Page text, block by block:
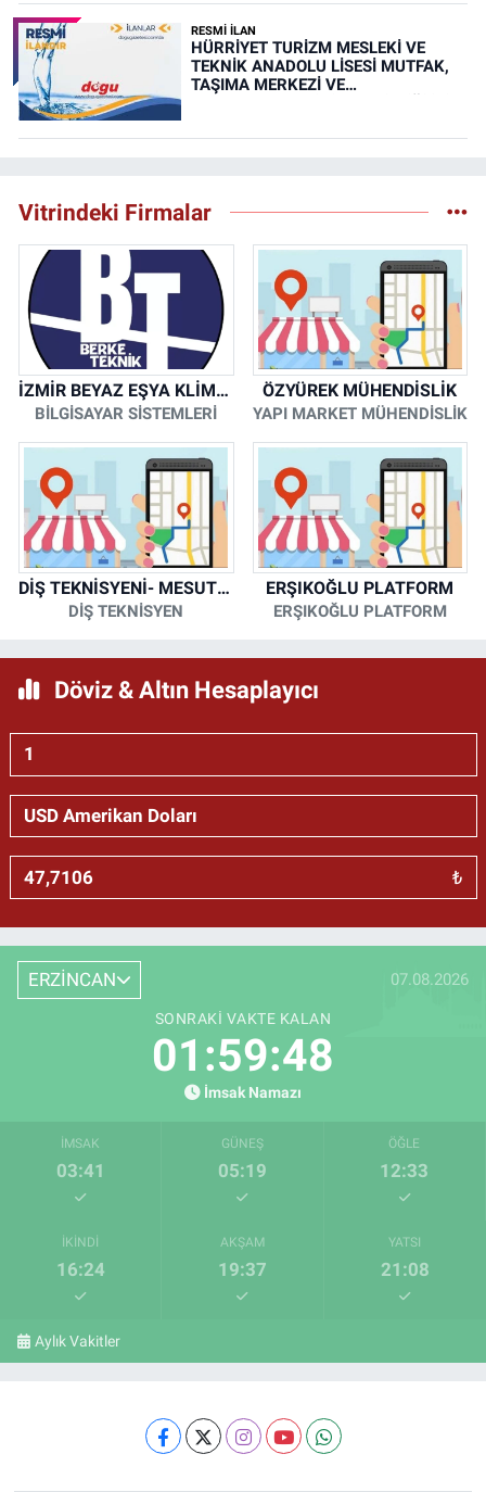
RESMİ İLAN
HÜRRİYET TURİZM MESLEKİ VE
TEKNİK ANADOLU LİSESİ MUTFAK,
TAŞIMA MERKEZİ VE
Vitrindeki Firmalar
İZMİR BEYAZ EŞYA KLİMA KOMBİ SERVİSİ
BİLGİSAYAR SİSTEMLERİ
ÖZYÜREK MÜHENDİSLİK
YAPI MARKET MÜHENDİSLİK
DİŞ TEKNİSYENİ- MESUT KORKMAZ
DİŞ TEKNİSYEN
ERŞIKOĞLU PLATFORM
ERŞIKOĞLU PLATFORM
Döviz & Altın Hesaplayıcı
₺
ERZİNCAN 07.08.2026
SONRAKI VAKTE KALAN
01:59:48
İmsak Namazı
İMSAK
03:41
GÜNEŞ
05:19
ÖĞLE
12:33
İKINDI
16:24
AKŞAM
19:37
YATSI
21:08
Aylık Vakitler